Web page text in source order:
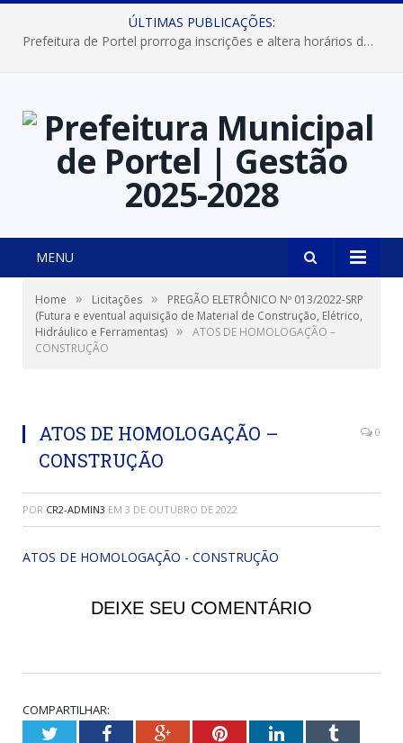
ÚLTIMAS PUBLICAÇÕES:
Prefeitura de Portel prorroga inscrições e altera horários dos concursos “Musa” e “Miss Mix Verão 2026”
MENU
Home » Licitações »
PREGÃO ELETRÔNICO Nº 013/2022-SRP
(Futura e eventual aquisição de Material de Construção, Elétrico,
Hidráulico e Ferramentas) »
ATOS DE HOMOLOGAÇÃO –
CONSTRUÇÃO
ATOS DE HOMOLOGAÇÃO –
CONSTRUÇÃO
0
POR CR2-ADMIN3 EM 3 DE OUTUBRO DE 2022
ATOS DE HOMOLOGAÇÃO - CONSTRUÇÃO
DEIXE SEU COMENTÁRIO
COMPARTILHAR:
TwitterFacebookGoogle+PinterestLinkedInTumblr